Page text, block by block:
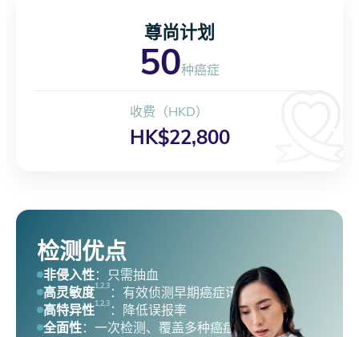
尊尚计划
50种癌症
收费（HKD）
HK$22,800
检测优点
非侵入性：只需抽血
高灵敏度1,2,3 ：有效侦测早期癌症讯号
高特异性1,2,3 ：降低误报率
全面性：一次检测、覆盖多种癌症